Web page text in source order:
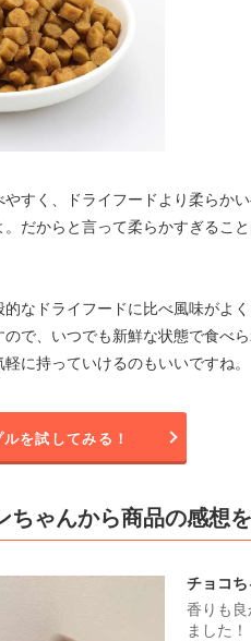
すく、ドライフードより柔らか
だからと言って柔らかすぎるこ
的なドライフードに比べ風味がよ
で、いつでも新鮮な状態で食べ
に持っていけるのもいいですね。
を試してみる！
ちゃんから商品の感想
チョコち
香りも
ました！